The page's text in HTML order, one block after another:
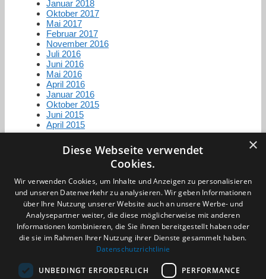
Januar 2018
Oktober 2017
Mai 2017
Februar 2017
November 2016
Juli 2016
Juni 2016
Mai 2016
April 2016
Januar 2016
Oktober 2015
Juni 2015
April 2015
Zertifizierung / Mitgliedschaften
Partner im Sport
Impressum
×
Diese Webseite verwendet
Cookies.
Wir verwenden Cookies, um Inhalte und Anzeigen zu personalisieren
und unseren Datenverkehr zu analysieren. Wir geben Informationen
über Ihre Nutzung unserer Website auch an unsere Werbe- und
Analysepartner weiter, die diese möglicherweise mit anderen
Informationen kombinieren, die Sie ihnen bereitgestellt haben oder
die sie im Rahmen Ihrer Nutzung ihrer Dienste gesammelt haben.
Datenschutzrichtlinie
UNBEDINGT ERFORDERLICH PERFORMANCE